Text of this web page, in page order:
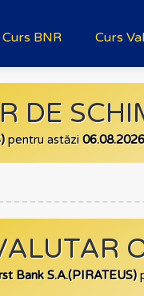
Curs BNR Curs
DE
pentru astăzi06.08.2026
Bank S.A.(PIRATEUS)